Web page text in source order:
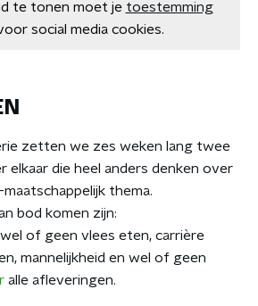
te tonen moet je toestemming
social media cookies.
zetten we zes weken lang twee
elkaar die heel anders denken over
thema.
bod komen zijn:
of geen vlees eten, carrière
mannelijkheid en wel of geen
alle afleveringen.